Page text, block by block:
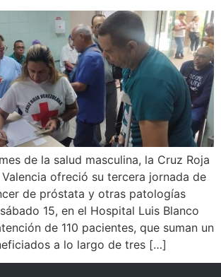
de la salud masculina, la Cruz Roja
ofreció su tercera jornada de
de próstata y otras patologías
15, en el Hospital Luis Blanco
de 110 pacientes, que suman un
a lo largo de tres […]